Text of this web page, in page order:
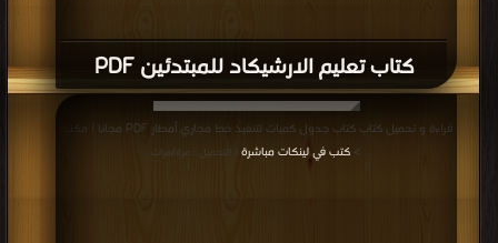
كتاب تعليم الارشيكاد للمبتدئين PDF
قراءة و تحميل كتاب كتاب جدول كميات لتنفيذ خط مجاري أمطار PDF مجانا | مكتبة
> كتب في لينكات مباشرة | التحميل : مرة/مرات